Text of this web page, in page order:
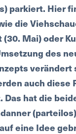
parkiert. Hier
die
(30. Mai) oder
des
verändert
auch diese
hat die
eine Idee